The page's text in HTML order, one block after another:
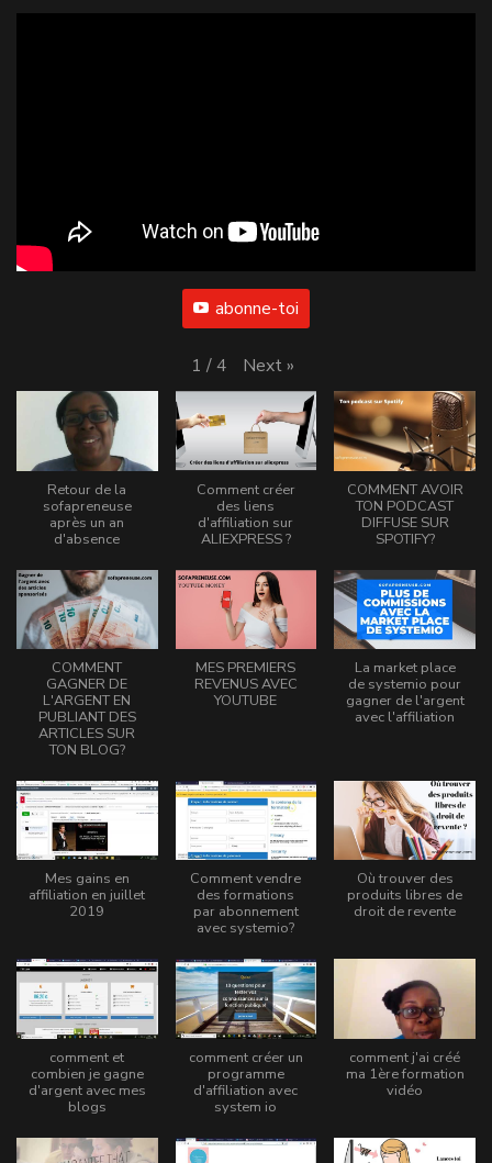
abonne-toi
1 /4 Next»
Retour de la
sofapreneuse
après un an
d'absence
Comment créer
des liens
d'affiliation sur
ALIEXPRESS ?
COMMENT AVOIR
TON PODCAST
DIFFUSE SUR
SPOTIFY?
COMMENT
GAGNER DE
L'ARGENT EN
PUBLIANT DES
ARTICLES SUR
TON BLOG?
MES PREMIERS
REVENUS AVEC
YOUTUBE
La market place
de systemio pour
gagner de l'argent
avec l'affiliation
Mes gains en
affiliation en juillet
2019
Comment vendre
des formations
par abonnement
avec systemio?
Où trouver des
produits libres de
droit de revente
comment et
combien je gagne
d'argent avec mes
blogs
comment créer un
programme
d'affiliation avec
system io
comment j'ai créé
ma 1ère formation
vidéo